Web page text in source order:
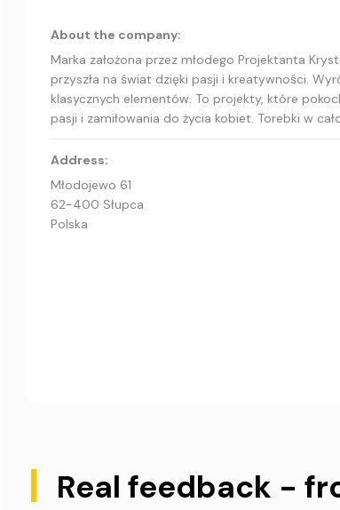
About the company:
Marka założona przez młodego Projektanta
przyszła na świat dzięki pasji i kreatywności.
klasycznych elementów. To projekty, które
pasji i zamiłowania do życia kobiet. Torebki w
Address:
Młodojewo 61
62-400 Słupca
Polska
| Real feedback -